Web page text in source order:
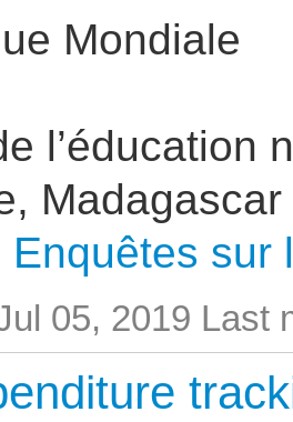
Mondiale
l’éducation
Madagascar
Enquêtes sur
05, 2019 Last